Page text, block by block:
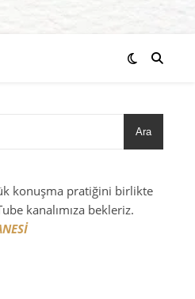
Ara
konuşma pratiğini birlikte
kanalımıza bekleriz.